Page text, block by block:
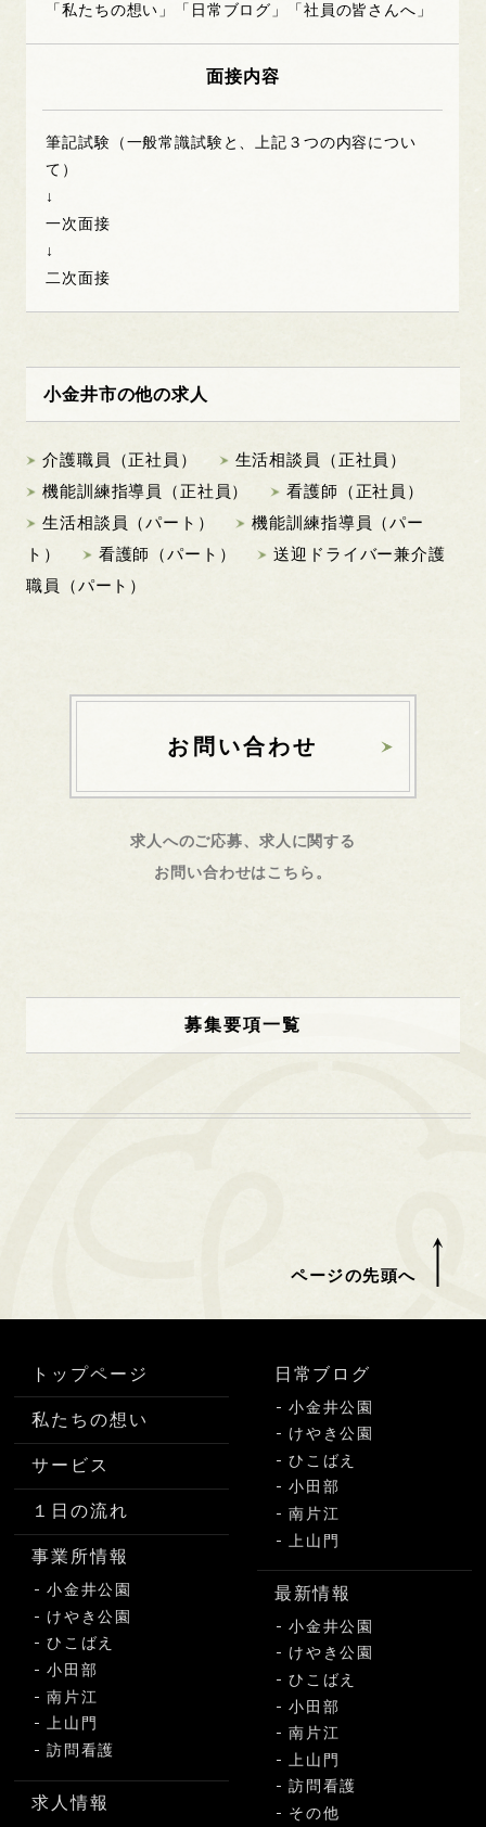
「私たちの想い」「日常ブログ」「社員の皆さんへ」
面接内容
筆記試験（一般常識試験と、上記３つの内容につい
て）
↓
一次面接
↓
二次面接
小金井市の他の求人
介護職員（正社員）
生活相談員（正社員）
機能訓練指導員（正社員）
看護師（正社員）
生活相談員（パート）
機能訓練指導員（パー
ト）
看護師（パート）
送迎ドライバー兼介護
職員（パート）
お問い合わせ
求人へのご応募、求人に関する
お問い合わせはこちら。
募集要項一覧
ページの先頭へ
トップページ
私たちの想い
サービス
１日の流れ
事業所情報
小金井公園
けやき公園
ひこばえ
小田部
南片江
上山門
訪問看護
求人情報
日常ブログ
小金井公園
けやき公園
ひこばえ
小田部
南片江
上山門
最新情報
小金井公園
けやき公園
ひこばえ
小田部
南片江
上山門
訪問看護
その他